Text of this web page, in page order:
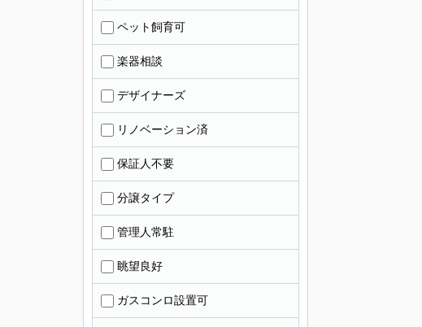
ペット飼育可
楽器相談
デザイナーズ
リノベーション済
保証人不要
分譲タイプ
管理人常駐
眺望良好
ガスコンロ設置可